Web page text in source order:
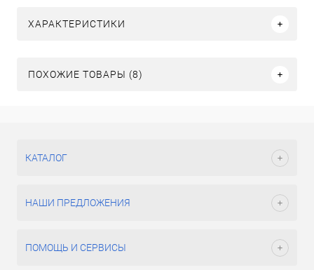
ХАРАКТЕРИСТИКИ
ПОХОЖИЕ ТОВАРЫ (8)
КАТАЛОГ
НАШИ ПРЕДЛОЖЕНИЯ
ПОМОЩЬ И СЕРВИСЫ